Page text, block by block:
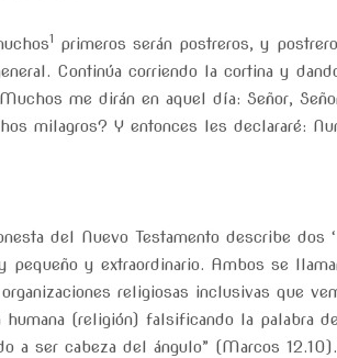
1 primeros serán postreros, y
Continúa corriendo la cortina y
me dirán en aquel día: Señor,
milagros? Y entonces les declararé:
del Nuevo Testamento describe
pequeño y extraordinario. Ambos se
religiosas inclusivas que
humana (religión) falsificando la palabra
a ser cabeza del ángulo” (Marcos 12.10).